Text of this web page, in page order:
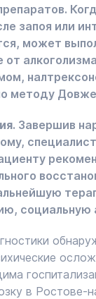
запоя или
может
от
методу
. Завершив
социальную
в Ростове-